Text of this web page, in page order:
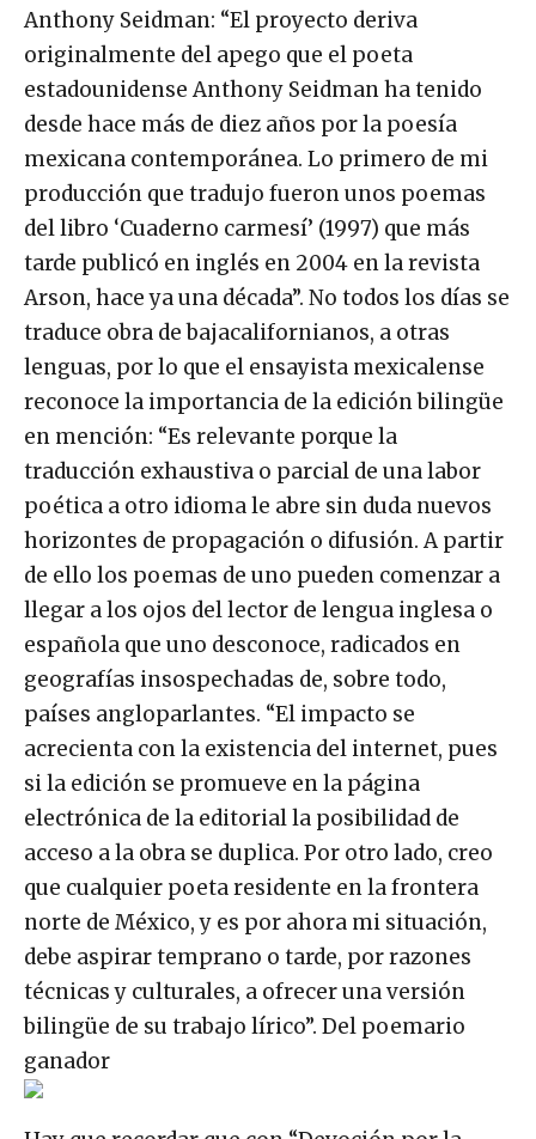
Anthony Seidman: “El proyecto deriva
originalmente del apego que el poeta
estadounidense Anthony Seidman ha tenido
desde hace más de diez años por la poesía
mexicana contemporánea. Lo primero de mi
producción que tradujo fueron unos poemas
del libro ‘Cuaderno carmesí’ (1997) que más
tarde publicó en inglés en 2004 en la revista
Arson, hace ya una década”. No todos los días se
traduce obra de bajacalifornianos, a otras
lenguas, por lo que el ensayista mexicalense
reconoce la importancia de la edición bilingüe
en mención: “Es relevante porque la
traducción exhaustiva o parcial de una labor
poética a otro idioma le abre sin duda nuevos
horizontes de propagación o difusión. A partir
de ello los poemas de uno pueden comenzar a
llegar a los ojos del lector de lengua inglesa o
española que uno desconoce, radicados en
geografías insospechadas de, sobre todo,
países angloparlantes. “El impacto se
acrecienta con la existencia del internet, pues
si la edición se promueve en la página
electrónica de la editorial la posibilidad de
acceso a la obra se duplica. Por otro lado, creo
que cualquier poeta residente en la frontera
norte de México, y es por ahora mi situación,
debe aspirar temprano o tarde, por razones
técnicas y culturales, a ofrecer una versión
bilingüe de su trabajo lírico”. Del poemario
ganador